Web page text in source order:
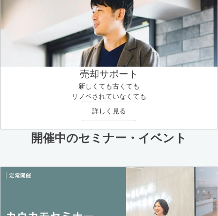
売却サポート
新しくても古くても
リノベされていなくても
詳しく見る
開催中のセミナー・イベント